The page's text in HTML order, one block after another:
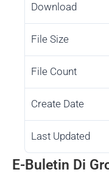
Download
File Size
File Count
Create Date
Last Updated
E-Buletin Di